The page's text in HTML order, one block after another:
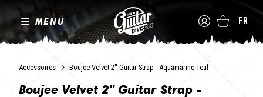
MENU FR
Accessoires Boujee Velvet 2" Guitar Strap - Aquamarine Teal
Boujee Velvet 2" Guitar Strap -